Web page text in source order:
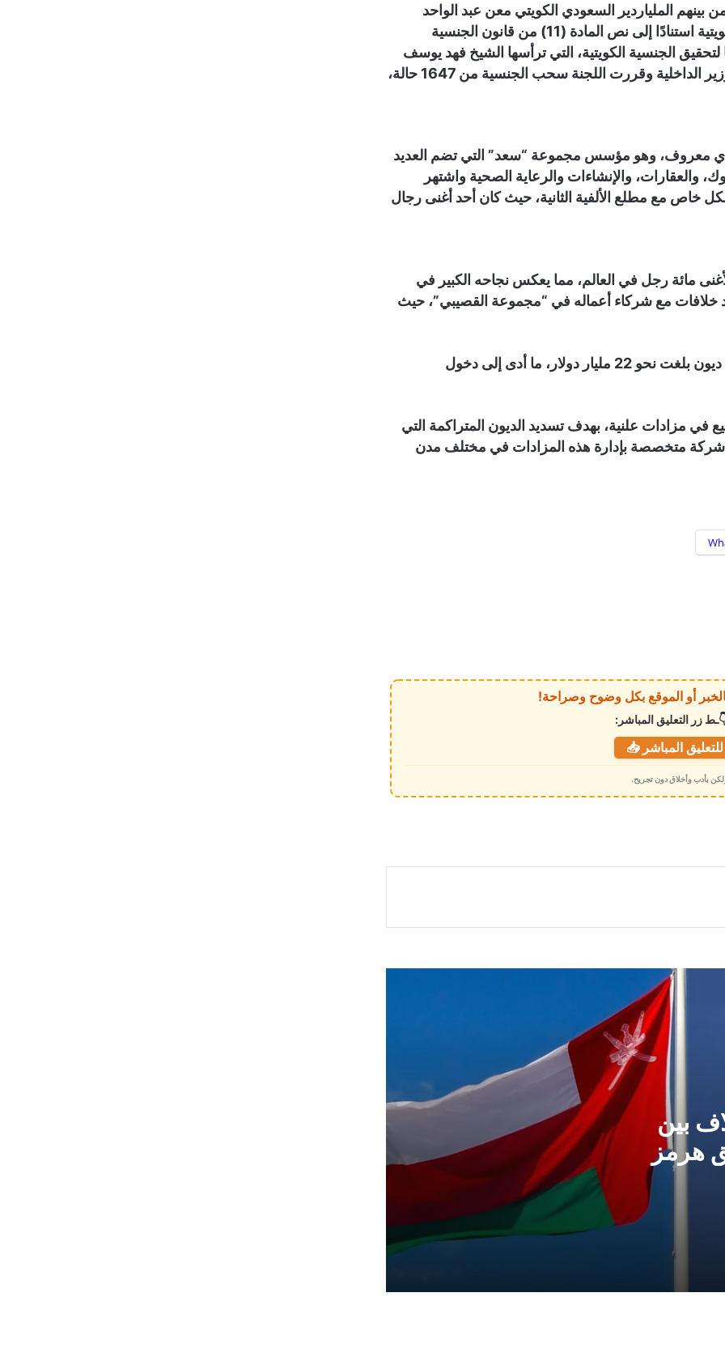
سحب الجنسية من 5 أشخاص، من بينهم الملياردير السعودي الكويتي معن عبد الواحد
الصانع، وذلك بناءً على مرسوم أصدرته الحكومة الكويتية استنادًا إلى نص المادة (11) من قانون الجنسية
لتحقيق الجنسية الكويتية، التي ترأسها الشيخ فهد يوسف
الصباح، نائب رئيس مجلس الوزراء ووزير الدفاع ووزير الداخلية وقررت اللجنة سحب الجنسية من 1647 حالة،
معروف، وهو مؤسس مجموعة “سعد” التي تضم العديد
والعقارات، والإنشاءات والرعاية الصحية واشتهر
خاص مع مطلع الألفية الثانية، حيث كان أحد أغنى رجال
لأغنى مائة رجل في العالم، مما يعكس نجاحه الكبير في
خلافات مع شركاء أعماله في “مجموعة القصيبي”، حيث
ومن ثم انهارت مجموعة سعد في 2009 بعد تراكم ديون بلغت نحو 22 مليار دولار، ما أدى إلى دخول
للبيع في مزادات علنية، بهدف تسديد الديون المتراكمة التي
شركة متخصصة بإدارة هذه المزادات في مختلف مدن
زر التعليق المباشر:
المباشر 📥
بأدب وأخلاق دون تجريح.
بين
هرمز
الصين تكشف لأول مرة عن قدرتها على
شحن تركية قبالة السواحل الروسية في
البحر الأسود
ترامب يعلن اتفاق وصفه بالتاريخي في غزة
.. تفاصيل
الحوثيون يوسعون تهديد الملاحة بخطة
لفرض رسوم عبور على السفن
تقارير إعلامية تكشف لجوء واشنطن
لإستراتيجية الخنق الاقتصادي والحصار
تفاصيل الاستنفرار الأمني وفرض طوق حول